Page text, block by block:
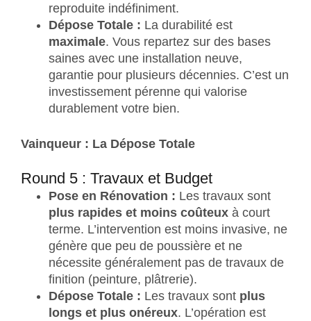
reproduite indéfiniment.
Dépose Totale : La durabilité est
maximale. Vous repartez sur des bases
saines avec une installation neuve,
garantie pour plusieurs décennies. C’est un
investissement pérenne qui valorise
durablement votre bien.
Vainqueur : La Dépose Totale
Round 5 : Travaux et Budget
Pose en Rénovation : Les travaux sont
plus rapides et moins coûteux à court
terme. L’intervention est moins invasive, ne
génère que peu de poussière et ne
nécessite généralement pas de travaux de
finition (peinture, plâtrerie).
Dépose Totale : Les travaux sont plus
longs et plus onéreux. L’opération est